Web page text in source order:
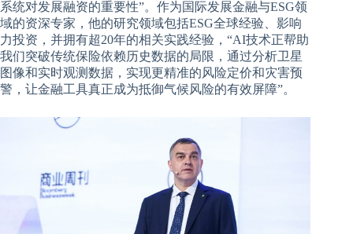
系统对发展融资的重要性”。作为国际发展金融与ESG领
域的资深专家，他的研究领域包括ESG全球经验、影响
力投资，并拥有超20年的相关实践经验，“AI技术正帮助
我们突破传统保险依赖历史数据的局限，通过分析卫星
图像和实时观测数据，实现更精准的风险定价和灾害预
警，让金融工具真正成为抵御气候风险的有效屏障”。